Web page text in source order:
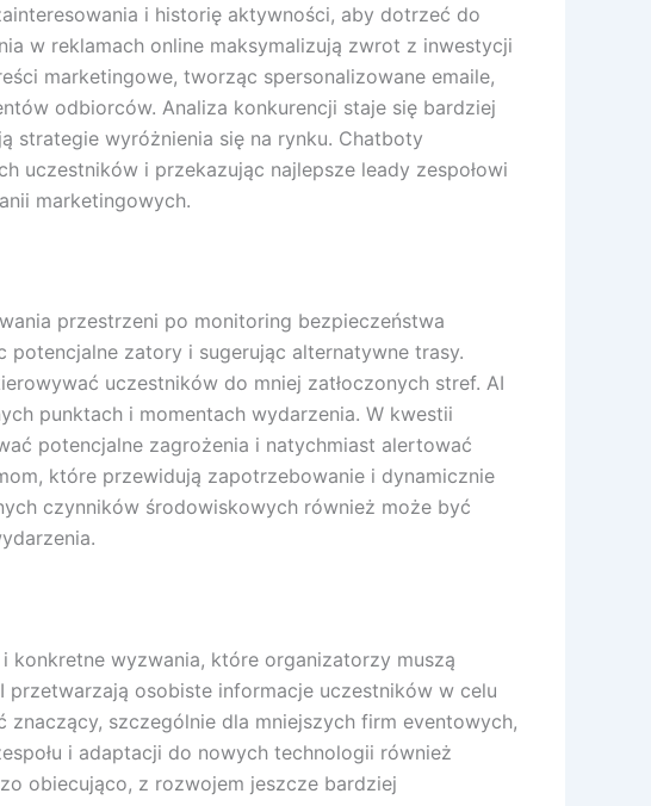
i historię aktywności, aby dotrzeć do
w reklamach online maksymalizują zwrot z inwestycji
marketingowe, tworząc spersonalizowane emaile,
odbiorców. Analiza konkurencji staje się bardziej
strategie wyróżnienia się na rynku. Chatboty
uczestników i przekazując najlepsze leady zespołowi
marketingowych.
przestrzeni po monitoring bezpieczeństwa
zatory i sugerując alternatywne trasy.
uczestników do mniej zatłoczonych stref. AI
punktach i momentach wydarzenia. W kwestii
potencjalne zagrożenia i natychmiast alertować
które przewidują zapotrzebowanie i dynamicznie
czynników środowiskowych również może być
konkretne wyzwania, które organizatorzy muszą
osobiste informacje uczestników w celu
szczególnie dla mniejszych firm eventowych,
i adaptacji do nowych technologii również
obiecująco, z rozwojem jeszcze bardziej